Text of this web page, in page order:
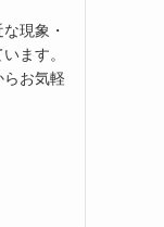
現象・
ます。
らお気軽